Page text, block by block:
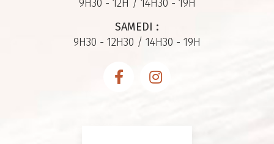
9H30 - 12H / 14H30 - 19H
SAMEDI :
9H30 - 12H30 / 14H30 - 19H